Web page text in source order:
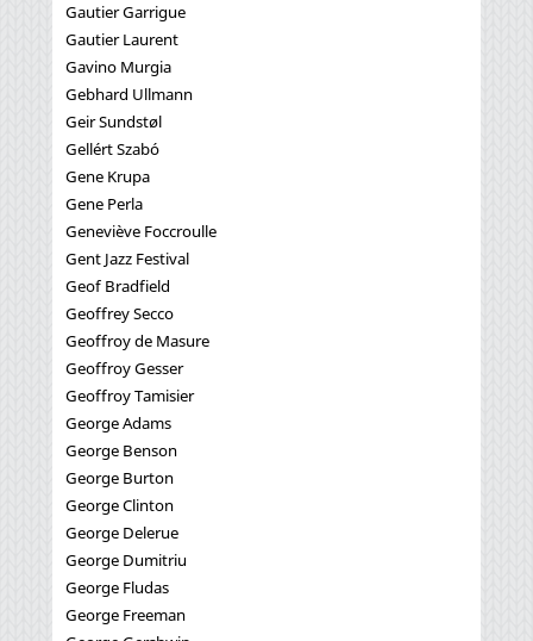
Gautier Garrigue
Gautier Laurent
Gavino Murgia
Gebhard Ullmann
Geir Sundstøl
Gellért Szabó
Gene Krupa
Gene Perla
Geneviève Foccroulle
Gent Jazz Festival
Geof Bradfield
Geoffrey Secco
Geoffroy de Masure
Geoffroy Gesser
Geoffroy Tamisier
George Adams
George Benson
George Burton
George Clinton
George Delerue
George Dumitriu
George Fludas
George Freeman